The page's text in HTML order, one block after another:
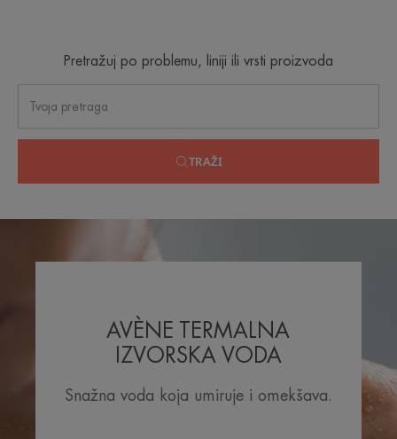
Pretražuj po problemu, liniji ili vrsti proizvoda
TRAŽI
AVÈNE TERMALNA
IZVORSKA VODA
Snažna voda koja umiruje i omekšava.